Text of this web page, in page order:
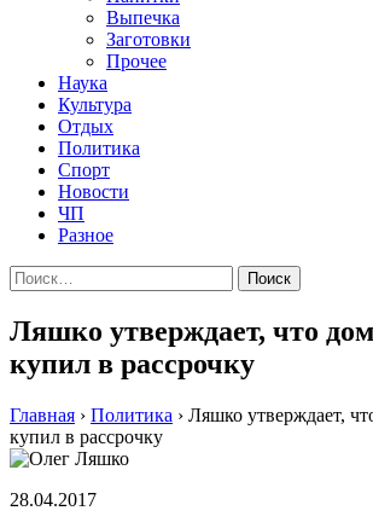
Выпечка
Заготовки
Прочее
Наука
Культура
Отдых
Политика
Спорт
Новости
ЧП
Разное
Найти:
Ляшко утверждает, что
купил в рассрочку
Главная › Политика › Ляшко утверждает,
купил в рассрочку
28.04.2017